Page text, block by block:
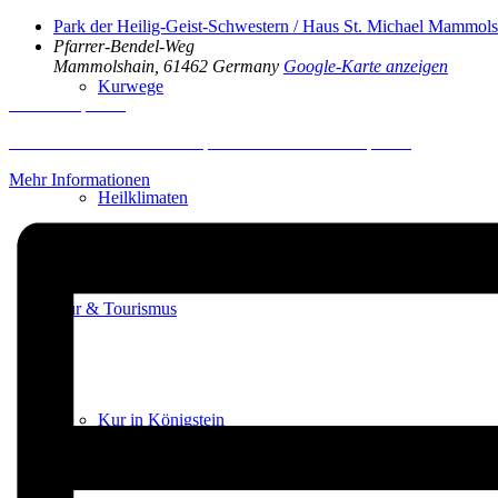
Kurwege
Heilklimaten
Kur & Tourismus
Kur in Königstein
Park der Heilig-Geist-Schwestern / Haus St. Michael
Pfarrer-Bendel-Weg
Mammolshain 61462 Germany Google-Karte anzeigen
Mehr Informationen